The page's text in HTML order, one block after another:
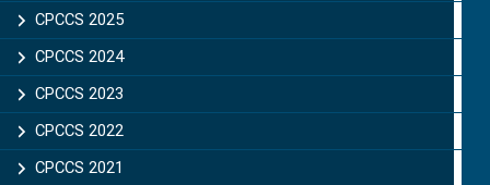
CPCCS 2025
CPCCS 2024
CPCCS 2023
CPCCS 2022
CPCCS 2021